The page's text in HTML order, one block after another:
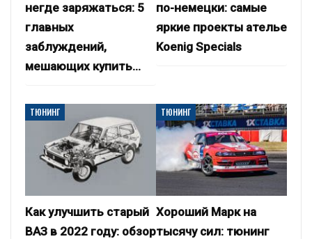
негде заряжаться: 5
главных
заблуждений,
мешающих купить…
по-немецки: самые
яркие проекты ателье
Koenig Specials
ТЮНИНГ
Как улучшить старый
ВАЗ в 2022 году: обзор
ТЮНИНГ
Хороший Марк на
тысячу сил: тюнинг